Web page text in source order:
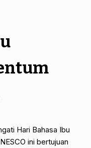
Hari Bahasa Ibu
ini bertujuan